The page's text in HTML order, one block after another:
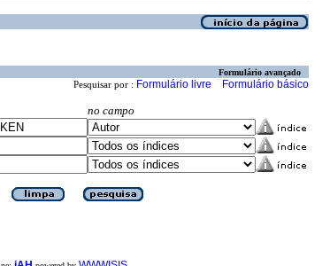
Formulário avançado
Pesquisar por : Formulário livre Formulário básico
no campo